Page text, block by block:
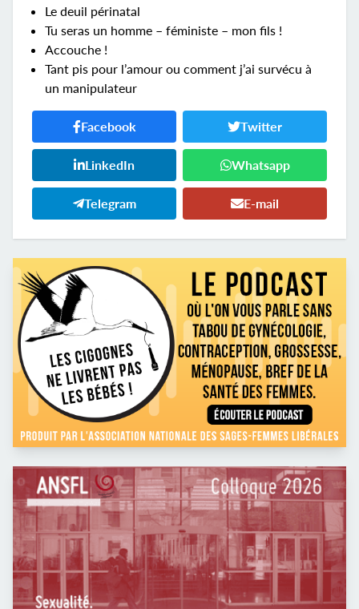
Le deuil périnatal
Tu seras un homme – féministe – mon fils !
Accouche !
Tant pis pour l’amour ou comment j’ai survécu à
un manipulateur
Facebook Twitter
LinkedIn Whatsapp
Telegram E-mail